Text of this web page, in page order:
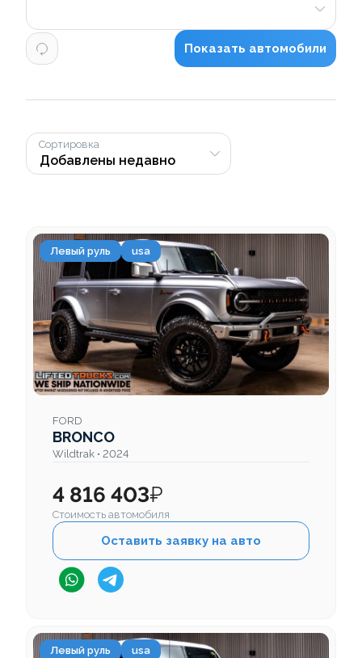
Показать автомобили
Сортировка
Левый руль usa
FORD
BRONCO
Wildtrak • 2024
4 816 403₽
Стоимость автомобиля
Оставить заявку на авто
Левый руль usa